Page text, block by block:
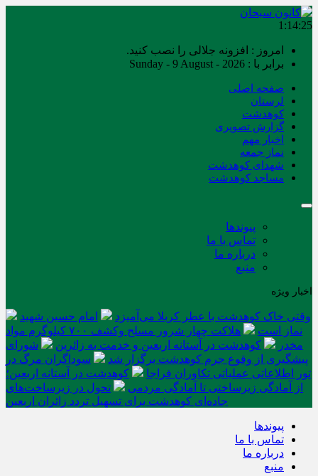
1:14:25
امروز : افزونه جلالی را نصب کنید.
برابر با : Sunday - 9 August - 2026
صفحه اصلی
لرستان
کوهدشت
گزارش تصویری
اخبار مهم
نماز جمعه
شهدای کوهدشت
مساجد کوهدشت
پیوندها
تماس با ما
درباره ما
منبع
اخبار ویژه
وقتی خاک کوهدشت با عطر کربلا می‌آمیزد
امام حسین شهید
نماز است
هلاکت چهار شرور مسلح وکشف ۷۰۰ کیلوگرم مواد
مخدر
کوهدشت در آستانه اربعین و خدمت‌ به زائرین
شورای
پیشگیری از وقوع جرم کوهدشت برگزار شد
سوداگران مرگ در
تور اطلاعاتی عملیاتی تکاوران فراجا
کوهدشت در آستانه اربعین؛
از آمادگی زیرساختی تا آمادگی مردمی
تحول در زیرساخت‌های
جاده‌ای کوهدشت برای تسهیل تردد زائران اربعین
پیوندها
تماس با ما
درباره ما
منبع